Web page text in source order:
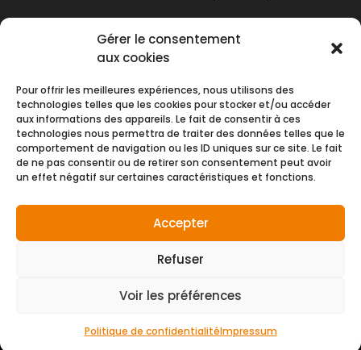
Gérer le consentement
aux cookies
Pour offrir les meilleures expériences, nous utilisons des
technologies telles que les cookies pour stocker et/ou accéder
aux informations des appareils. Le fait de consentir à ces
technologies nous permettra de traiter des données telles que le
comportement de navigation ou les ID uniques sur ce site. Le fait
de ne pas consentir ou de retirer son consentement peut avoir
un effet négatif sur certaines caractéristiques et fonctions.
Accepter
Refuser
Voir les préférences
Politique de confidentialitéImpressum
Service client
Conditions générales de vente
Impressum
Nous contacter
Moyens de paiement
© NMH SA 2026 | Tous droits réservés
créé par